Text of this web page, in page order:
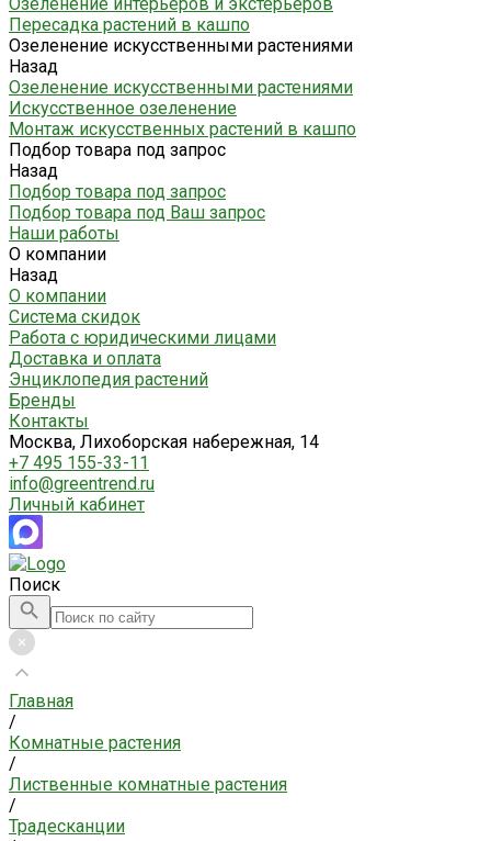
Пересадка растений в кашпо
Озеленение искусственными растениями
Назад
Озеленение искусственными растениями
Искусственное озеленение
Монтаж искусственных растений в кашпо
Подбор товара под запрос
Назад
Подбор товара под запрос
Подбор товара под Ваш запрос
Наши работы
О компании
Назад
О компании
Система скидок
Работа с юридическими лицами
Доставка и оплата
Энциклопедия растений
Бренды
Контакты
Москва, Лихоборская набережная, 14
+7 495 155-33-11
info@greentrend.ru
Личный кабинет
Поиск
Главная
/
Комнатные растения
/
Лиственные комнатные растения
/
Традесканции